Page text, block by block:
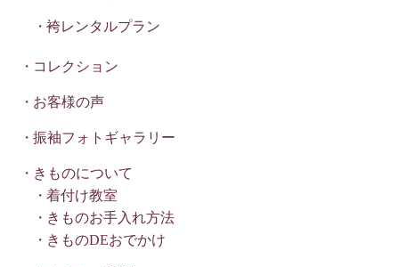
袴レンタルプラン
コレクション
お客様の声
振袖フォトギャラリー
きものについて
着付け教室
きものお手入れ方法
きものDEおでかけ